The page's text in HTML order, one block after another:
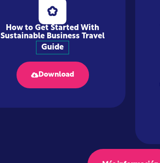
How to Get Started With
Sustainable Business Travel
Guide
Download